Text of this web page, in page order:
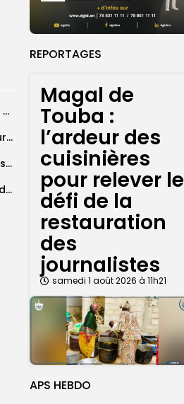
REPORTAGES
Magal de
Touba :
l’ardeur des
cuisinières
pour relever le
défi de la
restauration
des
journalistes
samedi 1 août 2026 à 11h21
APS HEBDO
‎CAN féminine 2026 : le Nigeria se reprend, le Malawi surprend encore...
Magal Touba : dans les coulisses de la restauration de la presse...
Politique de la jeunesse : la CEDEAO adopte son plan d’actions stratégiques...
Grand Magal de Touba : La CSU au plus près des pèlerins